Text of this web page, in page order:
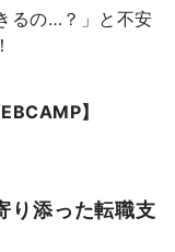
るの…？」と不安
】
り添った転職支